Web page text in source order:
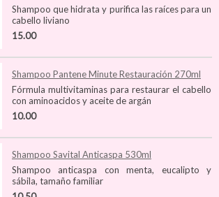
Shampoo que hidrata y purifica las raíces para un
cabello liviano
15.00
Shampoo Pantene Minute Restauración 270ml
Fórmula multivitaminas para restaurar el cabello
con aminoacidos y aceite de argán
10.00
Shampoo Savital Anticaspa 530ml
Shampoo anticaspa con menta, eucalipto y
sábila, tamaño familiar